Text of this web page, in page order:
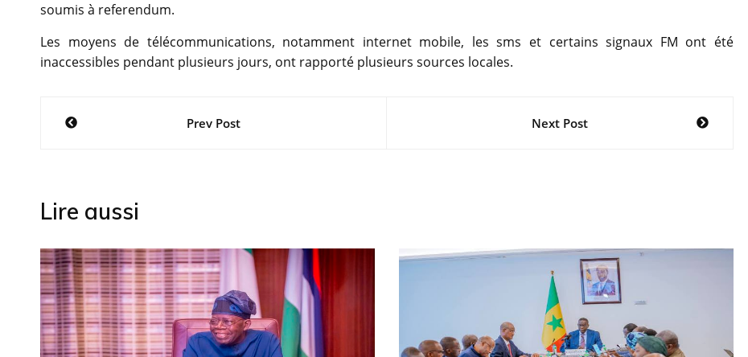
soumis à referendum.
Les moyens de télécommunications, notamment internet mobile, les sms et certains signaux FM ont été
inaccessibles pendant plusieurs jours, ont rapporté plusieurs sources locales.
NavigationPrev Post Next Post
Lire aussi